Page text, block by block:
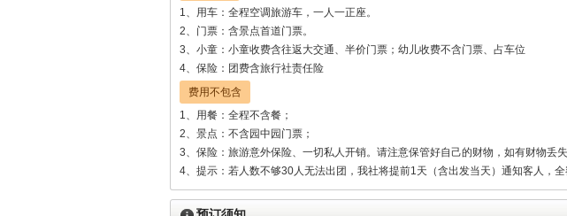
1、用车：全程空调旅游车，一人一正座。
2、门票：含景点首道门票。
3、小童：小童收费含往返大交通、半价门票；幼儿收费不含门票、占车位
4、保险：团费含旅行社责任险
费用不包含
1、用餐：全程不含餐；
2、景点：不含园中园门票；
3、保险：旅游意外保险、一切私人开销。请注意保管好自己的财物，如有财物丢
4、提示：若人数不够30人无法出团，我社将提前1天（含出发当天）通知客人，全